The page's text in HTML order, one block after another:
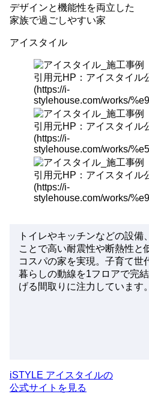
デザインと機能性を両立した
家族で過ごしやすい家
アイスタイル
引用元HP：アイスタイル
(https://i-
stylehouse.com/works/
引用元HP：アイスタイル
(https://i-
stylehouse.com/works/
引用元HP：アイスタイル
(https://i-
stylehouse.com/works/
トイレやキッチンなどの設備
ことで高い耐震性や断熱性と
コスパの家を実現。子育て世
暮らしの動線を1フロアで完
げる間取り に注力しています。
iSTYLE アイスタイルの
公式サイトを見る